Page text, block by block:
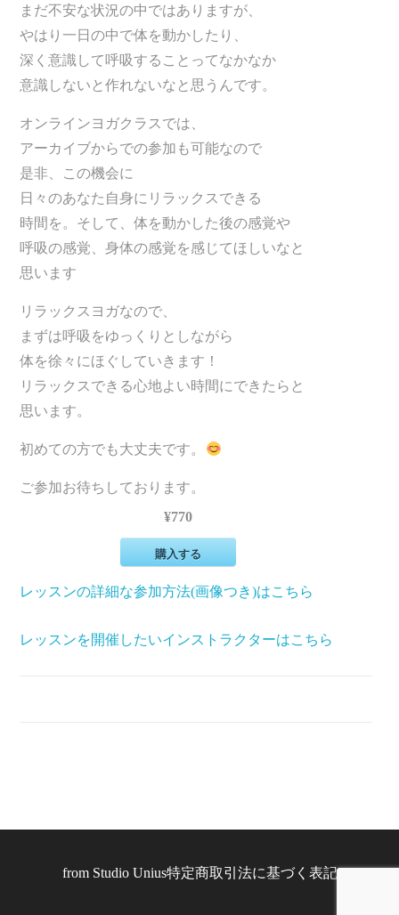
まだ不安な状況の中ではありますが、
やはり一日の中で体を動かしたり、
深く意識して呼吸することってなかなか
意識しないと作れないなと思うんです。
オンラインヨガクラスでは、
アーカイブからでの参加も可能なので
是非、この機会に
日々のあなた自身にリラックスできる
時間を。そして、体を動かした後の感覚や
呼吸の感覚、身体の感覚を感じてほしいなと
思います
リラックスヨガなので、
まずは呼吸をゆっくりとしながら
体を徐々にほぐしていきます！
リラックスできる心地よい時間にできたらと
思います。
初めての方でも大丈夫です。
ご参加お待ちしております。
¥770
購入する
レッスンの詳細な参加方法(画像つき)はこちら
レッスンを開催したいインストラクターはこちら
from Studio Unius特定商取引法に基づく表記